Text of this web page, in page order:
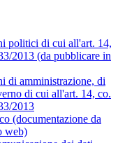
politici di cui all'art. 14,
2013 (da pubblicare in
di amministrazione, di
di cui all'art. 14, co.
2013
(documentazione da
web)